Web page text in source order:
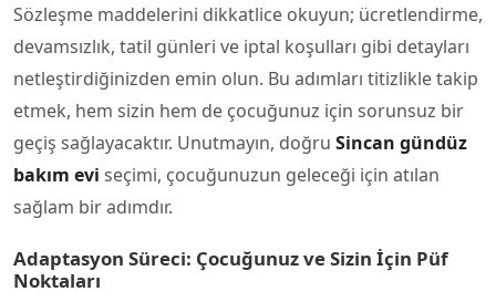
Sözleşme maddelerini dikkatlice okuyun; ücretlendirme,
devamsızlık, tatil günleri ve iptal koşulları gibi detayları
netleştirdiğinizden emin olun. Bu adımları titizlikle takip
etmek, hem sizin hem de çocuğunuz için sorunsuz bir
geçiş sağlayacaktır. Unutmayın, doğru Sincan gündüz
bakım evi seçimi, çocuğunuzun geleceği için atılan
sağlam bir adımdır.
Adaptasyon Süreci: Çocuğunuz ve Sizin İçin Püf
Noktaları